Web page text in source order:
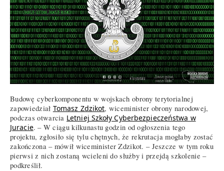
Budowę cyberkomponentu w wojskach obrony terytorialnej
zapowiedział Tomasz Zdzikot, wiceminister obrony narodowej,
podczas otwarcia Letniej Szkoły Cyberbezpieczeństwa w
Juracie. – W ciągu kilkunastu godzin od ogłoszenia tego
projektu, zgłosiło się tylu chętnych, że rekrutacja mogłaby zostać
zakończona – mówił wiceminister Zdzikot. – Jeszcze w tym roku
pierwsi z nich zostaną wcieleni do służby i przejdą szkolenie –
podkreślił.